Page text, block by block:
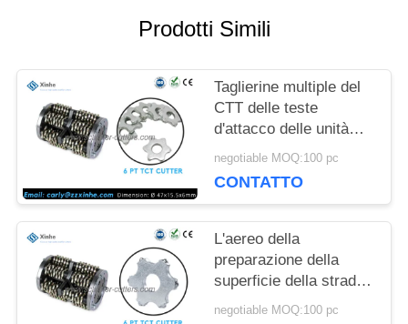
CHIEDI UN
PREVENTIVO
DEL
SITO
Prodotti Simili
Taglierine multiple del
CTT delle teste
d'attacco delle unità
degli scarificatori della
preparazione della
negotiable MOQ:100 pc
CONTATTO
L'aereo della
preparazione della
superficie della strada
scarifica i collegamenti
negotiable MOQ:100 pc